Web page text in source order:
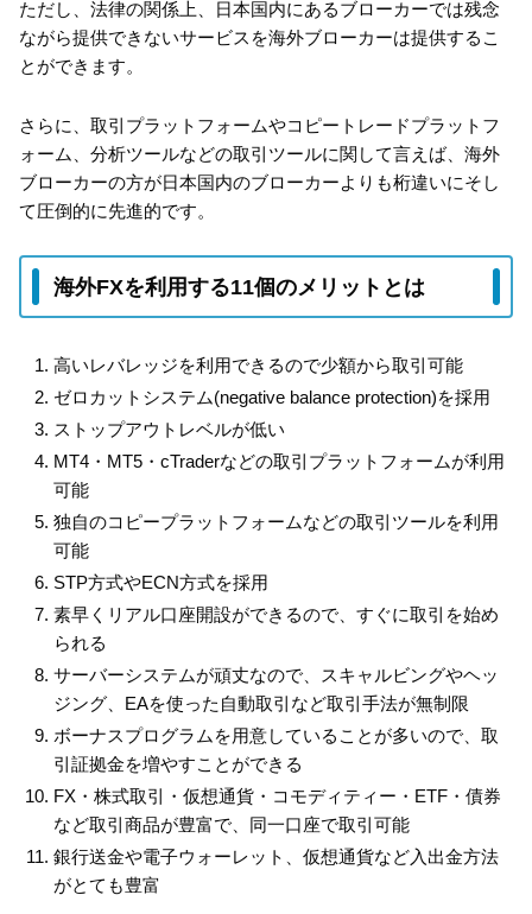
ただし、法律の関係上、日本国内にあるブローカーでは残念
ながら提供できないサービスを海外ブローカーは提供するこ
とができます。
さらに、取引プラットフォームやコピートレードプラットフ
ォーム、分析ツールなどの取引ツールに関して言えば、海外
ブローカーの方が日本国内のブローカーよりも桁違いにそし
て圧倒的に先進的です。
海外FXを利用する11個のメリットとは
高いレバレッジを利用できるので少額から取引可能
ゼロカットシステム(negative balance protection)を採用
ストップアウトレベルが低い
MT4・MT5・cTraderなどの取引プラットフォームが利用
可能
独自のコピープラットフォームなどの取引ツールを利用
可能
STP方式やECN方式を採用
素早くリアル口座開設ができるので、すぐに取引を始め
られる
サーバーシステムが頑丈なので、スキャルビングやヘッ
ジング、EAを使った自動取引など取引手法が無制限
ボーナスプログラムを用意していることが多いので、取
引証拠金を増やすことができる
FX・株式取引・仮想通貨・コモディティー・ETF・債券
など取引商品が豊富で、同一口座で取引可能
銀行送金や電子ウォーレット、仮想通貨など入出金方法
がとても豊富